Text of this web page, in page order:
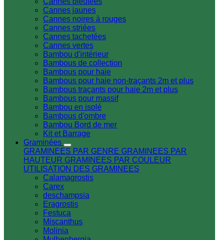
Cannes jaunes
Cannes noires à rouges
Cannes striées
Cannes tachetées
Cannes vertes
Bambou d'intérieur
Bambous de collection
Bambous pour haie
Bambous pour haie non-traçants 2m et plus
Bambous traçants pour haie 2m et plus
Bambous pour massif
Bambou en isolé
Bambous d'ombre
Bambou Bord de mer
Kit et Barrage
Graminées
GRAMINEES PAR GENRE GRAMINEES PAR
HAUTEUR GRAMINEES PAR COULEUR
UTILISATION DES GRAMINEES
Calamagrostis
Carex
deschampsia
Eragrostis
Festuca
Miscanthus
Molinia